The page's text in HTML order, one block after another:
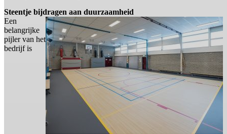
Steentje bijdragen aan duurzaamheid
Een
belangrijke
pijler van het
bedrijf is